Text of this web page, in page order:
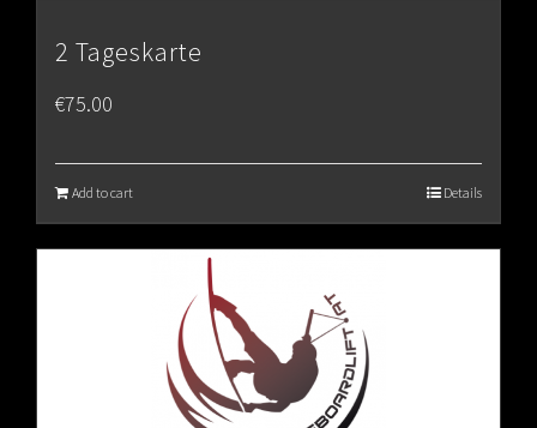
2 Tageskarte
€75.00
Add to cart Details